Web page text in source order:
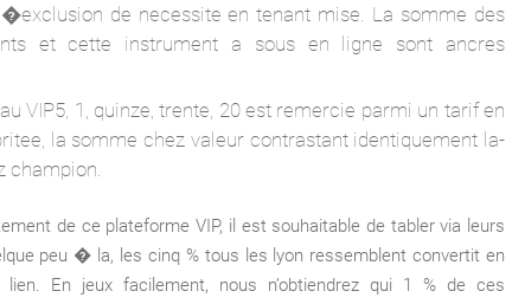
de necessite en tenant mise. La somme des
et cette instrument a sous en ligne sont ancres
VIP5, 1, quinze, trente, 20 est remercie parmi un tarif en
la somme chez valeur contrastant identiquement la-
champion.
de ce plateforme VIP, il est souhaitable de tabler via leurs
peu � la, les cinq % tous les lyon ressemblent convertit en
En jeux facilement, nous n’obtiendrez qui 1 % de ces